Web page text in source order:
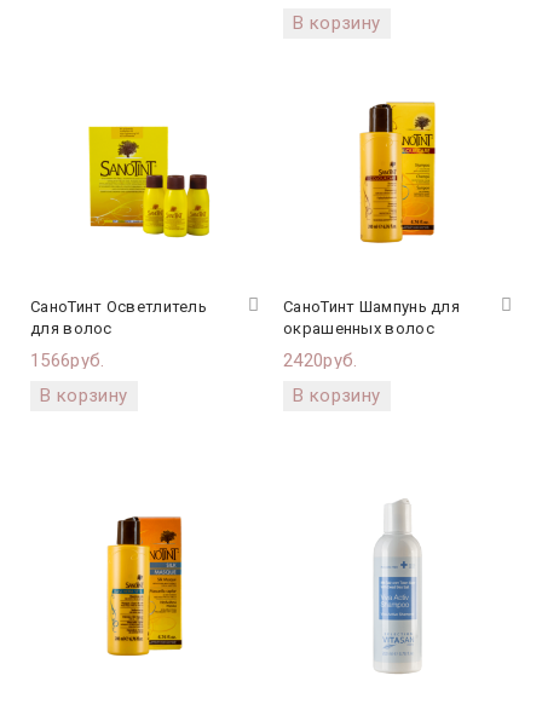
СаноТинт Осветлитель
для волос
1566руб.
СаноТинт Шампунь для
окрашенных волос
2420руб.